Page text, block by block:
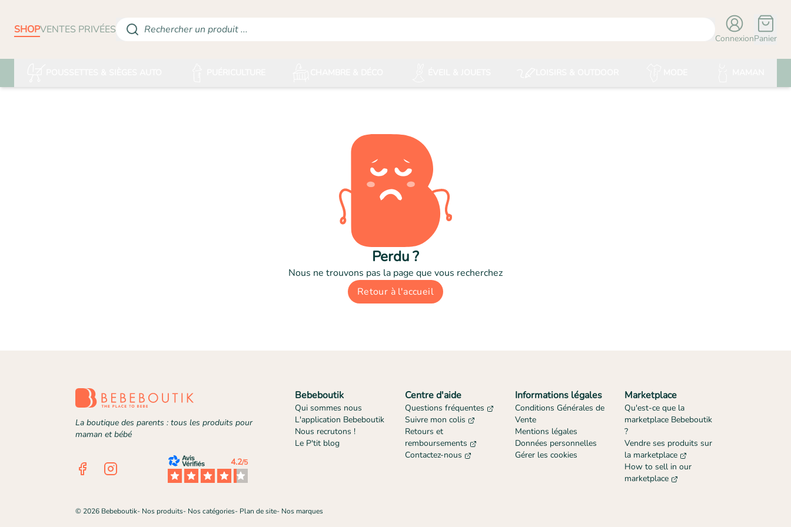
SHOPVENTES PRIVÉES Rechercher un produit ...
ConnexionPanier
Perdu ?
Nous ne trouvons pas la page que vous recherchez
Retour à l'accueil
La boutique des parents : tous les produits pour
maman et bébé
FacebookInstagram 4.2/5
Bebeboutik
Qui sommes nous
L'application Bebeboutik
Nous recrutons !
Le P'tit blog
Centre d'aide
Questions fréquentes
Suivre mon colis
Retours et
remboursements
Contactez-nous
Informations légales
Conditions Générales de
Vente
Mentions légales
Données personnelles
Gérer les cookies
Marketplace
Qu'est-ce que la
marketplace Bebeboutik
?
Vendre ses produits sur
la marketplace
How to sell in our
marketplace
© 2026 Bebeboutik- Nos produits- Nos catégories- Plan de site- Nos marques